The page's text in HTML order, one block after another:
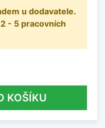
u dodavatele.
- 5 pracovních
KOŠÍKU